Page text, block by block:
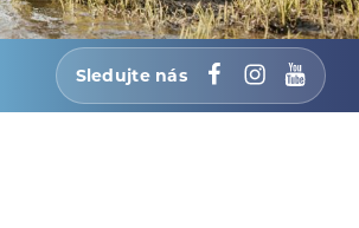
Sledujte nás Facebook
Instagram
YouTube